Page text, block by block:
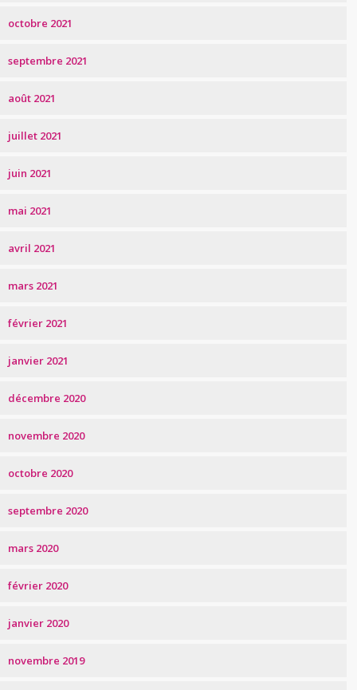
octobre 2021
septembre 2021
août 2021
juillet 2021
juin 2021
mai 2021
avril 2021
mars 2021
février 2021
janvier 2021
décembre 2020
novembre 2020
octobre 2020
septembre 2020
mars 2020
février 2020
janvier 2020
novembre 2019